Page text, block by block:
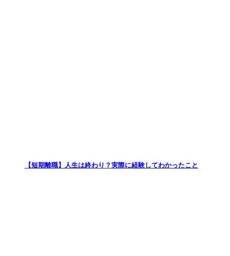
【短期離職】人生は終わり？実際に経験してわかったこと